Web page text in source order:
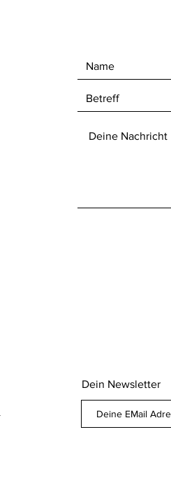
Dein Newsletter